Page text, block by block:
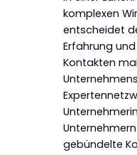
komplexen
entscheidet
Erfahrung
Kontakten
gebündelte